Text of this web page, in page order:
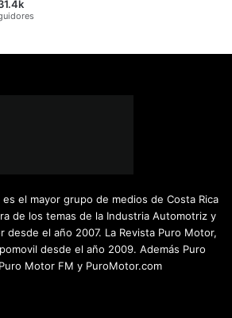
el mayor grupo de medios de Costa Rica
de los temas de la Industria Automotriz y
desde el año 2007. La Revista Puro Motor,
desde el año 2009. Además Puro
Motor FM y PuroMotor.com